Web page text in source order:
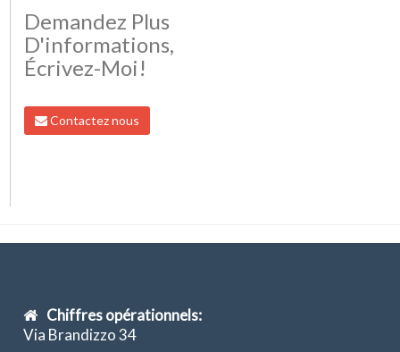
Demandez Plus
D'informations,
Écrivez-Moi!
Contactez nous
Chiffres opérationnels:
Via Brandizzo 34